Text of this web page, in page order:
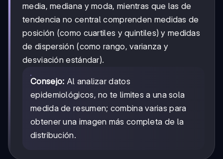
media, mediana y moda, mientras que las de
tendencia no central comprenden medidas de
posición (como cuartiles y quintiles) y medidas
de dispersión (como rango, varianza y
desviación estándar).
Consejo: Al analizar datos
epidemiológicos, no te limites a una sola
medida de resumen; combina varias para
obtener una imagen más completa de la
distribución.